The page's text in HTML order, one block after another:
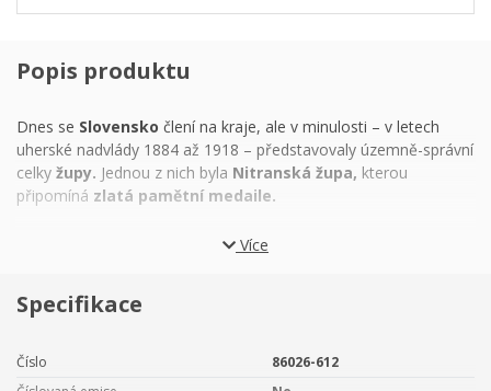
Popis produktu
Dnes se Slovensko člení na kraje, ale v minulosti – v letech
uherské nadvlády 1884 až 1918 – představovaly územně-správní
celky župy. Jednou z nich byla Nitranská župa, kterou
připomíná zlatá pamětní medaile.
Autorem miniražby, kterou vyrobila slovenská
Více
Specifikace
Číslo
86026-612